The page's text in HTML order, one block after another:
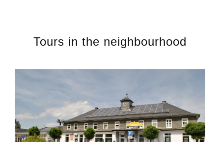
Tours in the neighbourhood